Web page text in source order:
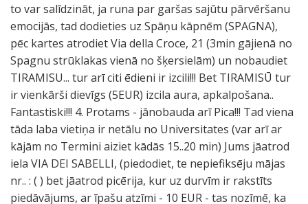
to var salīdzināt, ja runa par garšas sajūtu pārvēršanu
emocijās, tad dodieties uz Spāņu kāpnēm (SPAGNA),
pēc kartes atrodiet Via della Croce, 21 (3min gājienā no
Spagnu strūklakas vienā no šķersielām) un nobaudiet
TIRAMISU... tur arī citi ēdieni ir izcili!!! Bet TIRAMISŪ tur
ir vienkārši dievīgs (5EUR) izcila aura, apkalpošana..
Fantastiski!!! 4. Protams - jānobauda arī Pica!!! Tad viena
tāda laba vietiņa ir netālu no Universitates (var arī ar
kājām no Termini aiziet kādās 15..20 min) Jums jāatrod
iela VIA DEI SABELLI, (piedodiet, te nepiefiksēju mājas
nr.. : ( ) bet jāatrod picērija, kur uz durvīm ir rakstīts
piedāvājums, ar īpašu atzīmi - 10 EUR - tas nozīmē, ka